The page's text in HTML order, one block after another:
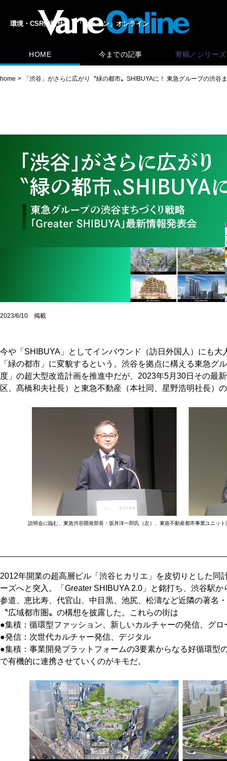
環境・CSR情報サイト「ヴェイン」オンライン
HOME 今までの記事 寄稿／シリーズ
home 「渋谷」がさらに広がり〝緑の都市〟SHIBUYAに！ 東急グループの渋
2023/6/10 掲載
今や「SHIBUYA」としてインバウンド（訪日外国人）にも大
「緑の都市」に変貌するという。渋谷を拠点に構える東急グ
度」の超大型改造計画を推進中だが、2023年5月30日その最
区、髙橋和夫社長）と東急不動産（本社同、星野浩明社長）
説明会に臨む、東急渋谷開発部長・坂井洋一郎氏（左）、東急不動産都市事業ユニッ
2012年開業の超高層ビル「渋谷ヒカリエ」を皮切りとした同
ーズへと突入。「Greater SHIBUYA 2.0」と銘打ち、渋谷駅
参道、恵比寿、代官山、中目黒、池尻、松濤など近隣の著名
〝広域都市圏〟の構想を披露した。これらの街は
●集積：循環型ファッション、新しいカルチャーの発信、グ
●発信：次世代カルチャー発信、デジタル
●集積：事業開発プラットフォームの3要素からなる好循環型
で有機的に連携させていくのがキモだ。